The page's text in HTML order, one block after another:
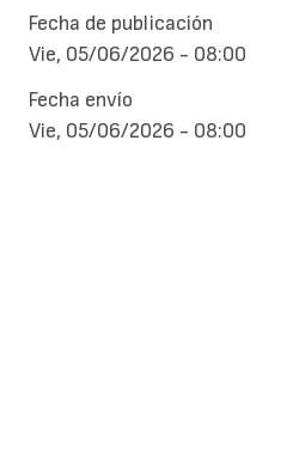
Fecha de publicación
Vie, 05/06/2026 - 08:00
Fecha envío
Vie, 05/06/2026 - 08:00